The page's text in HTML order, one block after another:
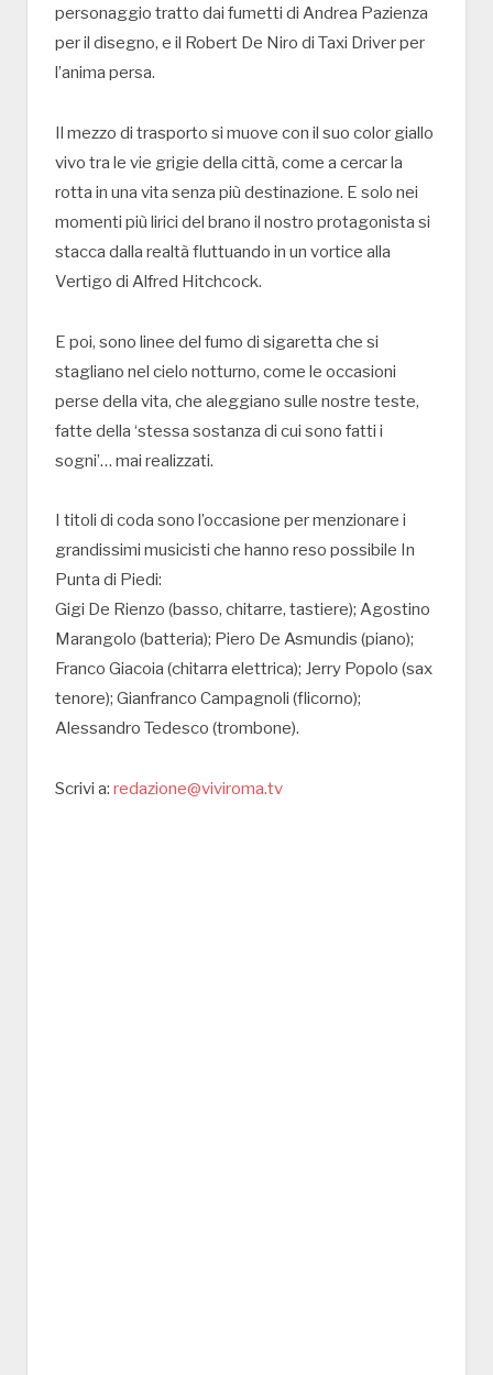
personaggio tratto dai fumetti di Andrea Pazienza
per il disegno, e il Robert De Niro di Taxi Driver per
l’anima persa.
Il mezzo di trasporto si muove con il suo color giallo
vivo tra le vie grigie della città, come a cercar la
rotta in una vita senza più destinazione. E solo nei
momenti più lirici del brano il nostro protagonista si
stacca dalla realtà fluttuando in un vortice alla
Vertigo di Alfred Hitchcock.
E poi, sono linee del fumo di sigaretta che si
stagliano nel cielo notturno, come le occasioni
perse della vita, che aleggiano sulle nostre teste,
fatte della ‘stessa sostanza di cui sono fatti i
sogni’… mai realizzati.
I titoli di coda sono l’occasione per menzionare i
grandissimi musicisti che hanno reso possibile In
Punta di Piedi:
Gigi De Rienzo (basso, chitarre, tastiere); Agostino
Marangolo (batteria); Piero De Asmundis (piano);
Franco Giacoia (chitarra elettrica); Jerry Popolo (sax
tenore); Gianfranco Campagnoli (flicorno);
Alessandro Tedesco (trombone).
Scrivi a: redazione@viviroma.tv